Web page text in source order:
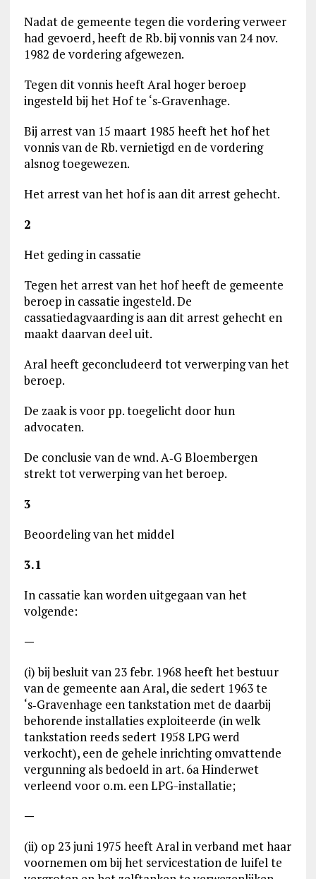
Nadat de gemeente tegen die vordering verweer
had gevoerd, heeft de Rb. bij vonnis van 24 nov.
1982 de vordering afgewezen.
Tegen dit vonnis heeft Aral hoger beroep
ingesteld bij het Hof te ‘s‑Gravenhage.
Bij arrest van 15 maart 1985 heeft het hof het
vonnis van de Rb. vernietigd en de vordering
alsnog toegewezen.
Het arrest van het hof is aan dit arrest gehecht.
2
Het geding in cassatie
Tegen het arrest van het hof heeft de gemeente
beroep in cassatie ingesteld. De
cassatiedagvaarding is aan dit arrest gehecht en
maakt daarvan deel uit.
Aral heeft geconcludeerd tot verwerping van het
beroep.
De zaak is voor pp. toegelicht door hun
advocaten.
De conclusie van de wnd. A‑G Bloembergen
strekt tot verwerping van het beroep.
3
Beoordeling van het middel
3.1
In cassatie kan worden uitgegaan van het
volgende:
—
(i) bij besluit van 23 febr. 1968 heeft het bestuur
van de gemeente aan Aral, die sedert 1963 te
‘s‑Gravenhage een tankstation met de daarbij
behorende installaties exploiteerde (in welk
tankstation reeds sedert 1958 LPG werd
verkocht), een de gehele inrichting omvattende
vergunning als bedoeld in art. 6a Hinderwet
verleend voor o.m. een LPG-installatie;
—
(ii) op 23 juni 1975 heeft Aral in verband met haar
voornemen om bij het servicestation de luifel te